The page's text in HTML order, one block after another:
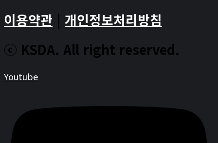
이용약관 | 개인정보처리방침
ⓒ KSDA. All right reserved.
Youtube